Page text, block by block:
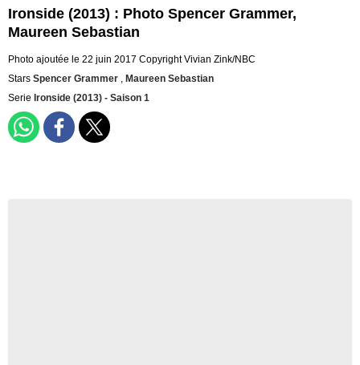
Ironside (2013) : Photo Spencer Grammer,
Maureen Sebastian
Photo ajoutée le 22 juin 2017 Copyright Vivian Zink/NBC
Stars Spencer Grammer , Maureen Sebastian
Serie Ironside (2013) - Saison 1